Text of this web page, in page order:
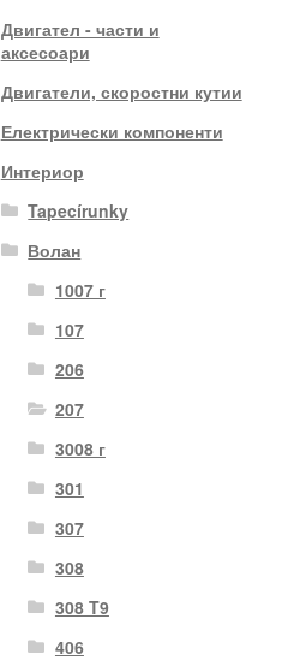
Двигател - части и
аксесоари
Двигатели, скоростни кутии
Електрически компоненти
Интериор
Tapecírunky
Волан
1007 г
107
206
207
3008 г
301
307
308
308 T9
406